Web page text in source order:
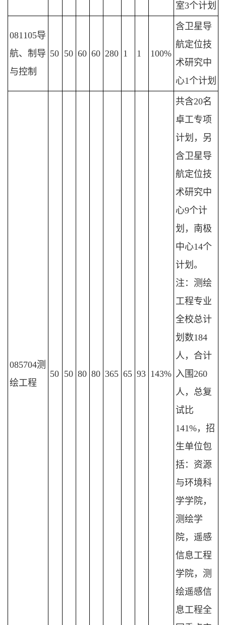
室3个计划
081105导
航、制导
与控制
50 50 60 60 280 1 1 100%
含卫星导
航定位技
术研究中
心1个计划
085704测
绘工程
50 50 80 80 365 65 93 143%
共含20名
卓工专项
计划，另
含卫星导
航定位技
术研究中
心9个计
划，南极
中心14个
计划。
注：测绘
工程专业
全校总计
划数184
人，合计
入围260
人，总复
试比
141%，招
生单位包
括：资源
与环境科
学学院，
测绘学
院，遥感
信息工程
学院，测
绘遥感信
息工程全